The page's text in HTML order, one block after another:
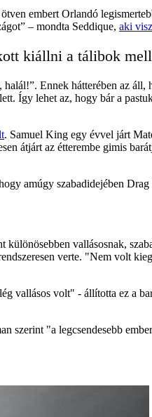
embert Orlandó
– mondta Seddique, aki
kiállni a tálibok
Ennek hátterében az áll,
Így lehet az, hogy bár a
. Samuel King egy évvel járt
átjárt az étterembe gimis
amúgy szabadidejében
vallásosnak,
verte. "Nem volt
vallásos volt" - állította ez a
szerint "a legcsendesebb